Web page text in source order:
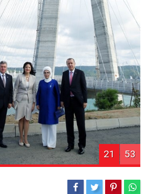
21 53